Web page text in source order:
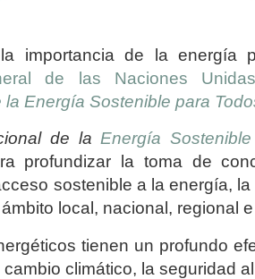
la importancia de la energía
de las Naciones Unidas
la Energía Sostenible para
de la Energía
profundizar la toma de
sostenible a la energía,
local, nacional, regional
tienen un profundo
cambio climático, la seguridad